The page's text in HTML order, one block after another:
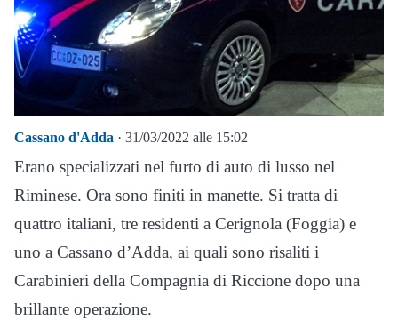
Cassano d'Adda · 31/03/2022 alle 15:02
Erano specializzati nel furto di auto di lusso nel
Riminese. Ora sono finiti in manette. Si tratta di
quattro italiani, tre residenti a Cerignola (Foggia) e
uno a Cassano d’Adda, ai quali sono risaliti i
Carabinieri della Compagnia di Riccione dopo una
brillante operazione.